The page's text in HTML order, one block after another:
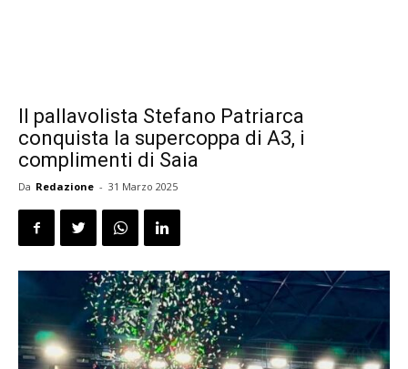
Il pallavolista Stefano Patriarca
conquista la supercoppa di A3, i
complimenti di Saia
Da Redazione - 31 Marzo 2025